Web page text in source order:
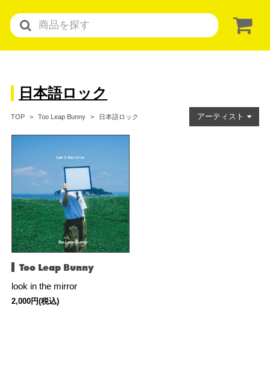
日本語ロック
TOP Too Leap Bunny 日本語ロック アーティスト
Too Leap Bunny
look in the mirror
2,000円(税込)